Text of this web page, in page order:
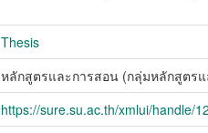
Thesis
หลักสูตรและการสอน (กลุ่มหลักสูตรแ
https://sure.su.ac.th/xmlui/handle/